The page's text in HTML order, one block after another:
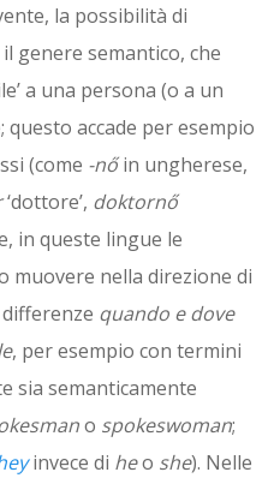
la possibilità di
genere semantico, che
a una persona (o a un
accade per esempio
(come -nőin ungherese,
‘dottore’, doktornő
in queste lingue le
muovere nella direzione di
differenze quando e dove
, per esempio con termini
sia semanticamente
o spokeswoman;
invece di heo she). Nelle